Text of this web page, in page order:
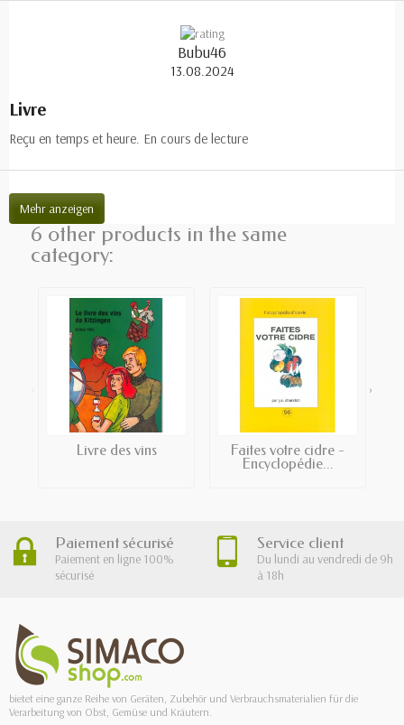
Bubu46
13.08.2024
Livre
Reçu en temps et heure. En cours de lecture
Mehr anzeigen
6 other products in the same
category:
Livre des vins Faites votre cidre -
Encyclopédie...
›
Paiement sécurisé
Paiement en ligne 100%
sécurisé
Service client
Du lundi au vendredi de 9h
à 18h
bietet eine ganze Reihe von Geräten, Zubehör und Verbrauchsmaterialien für die
Verarbeitung von Obst, Gemüse und Kräutern.